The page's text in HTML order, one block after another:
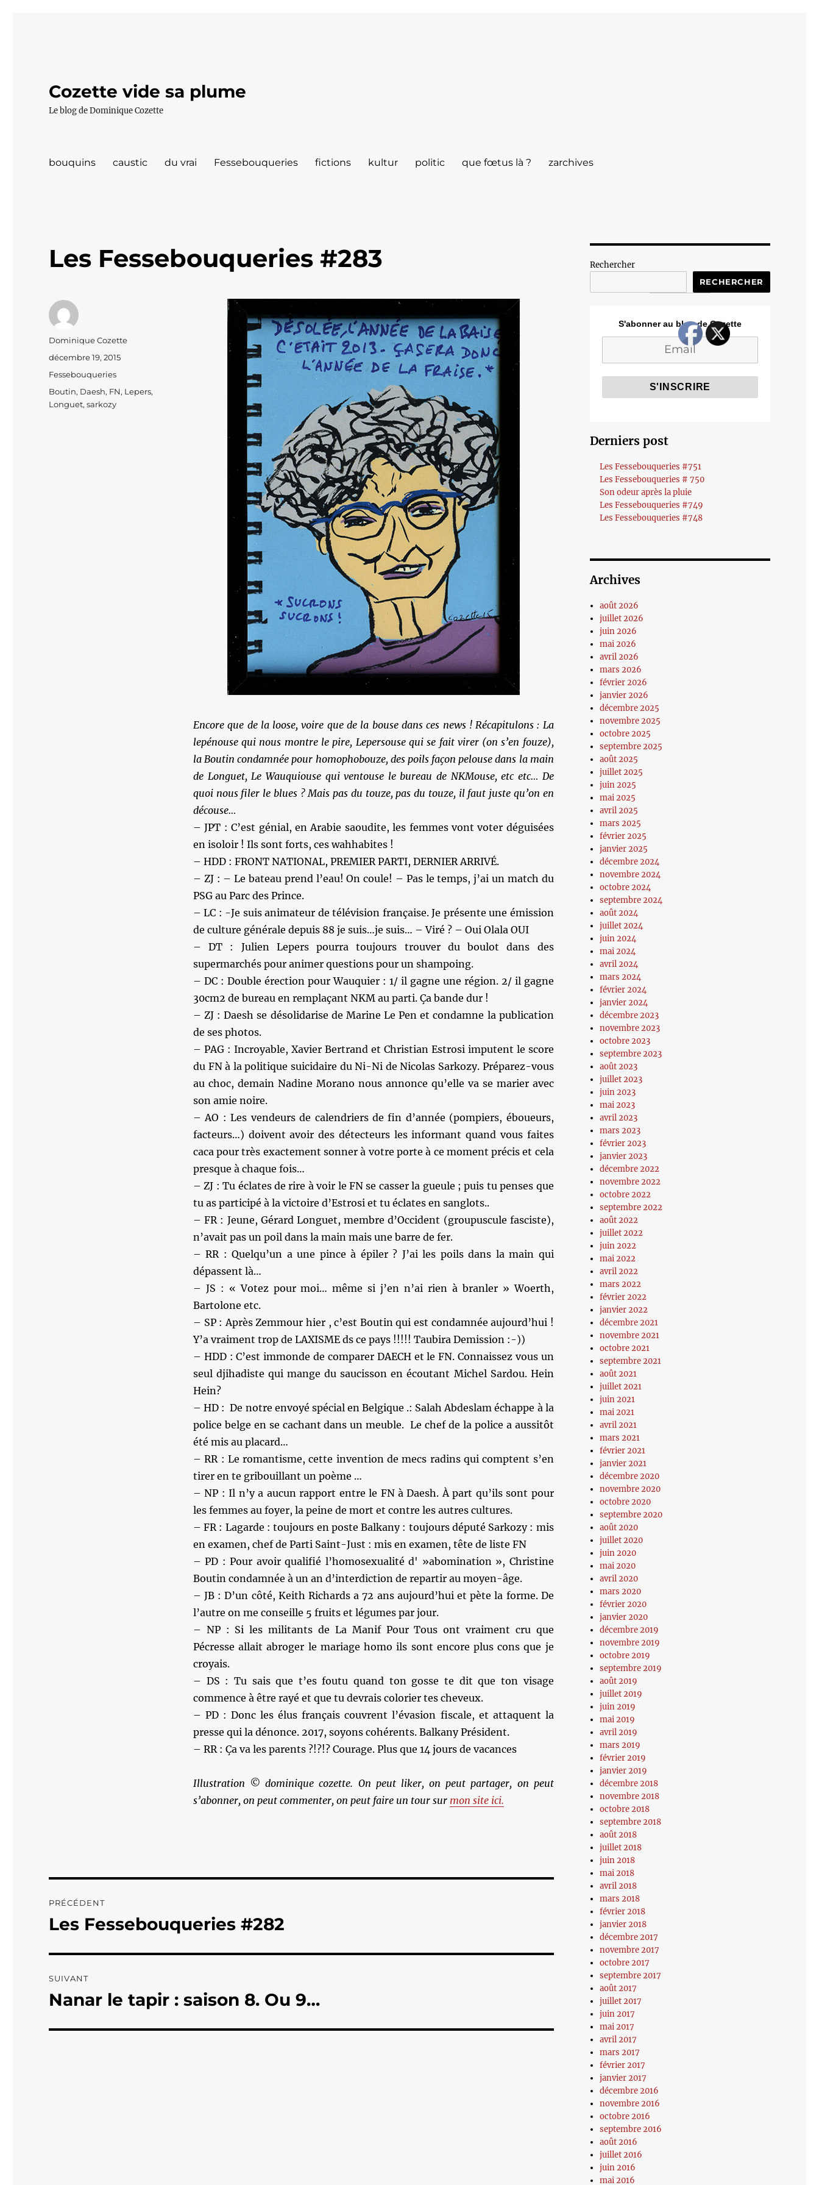
Cozette vide sa plume
Le blog de Dominique Cozette
bouquins caustic du vrai Fessebouqueries fictions kultur politic que fœtus là ? zarchives
Les Fessebouqueries #283
Encore que de la loose, voire que de la bouse dans ces news ! Récapitulons : La
lepénouse qui nous montre le pire, Lepersouse qui se fait virer (on s’en fouze),
la Boutin condamnée pour homophobouze, des poils façon pelouse dans la main
de Longuet, Le Wauquiouse qui ventouse le bureau de NKMouse, etc etc… De
quoi nous filer le blues ? Mais pas du touze, pas du touze, il faut juste qu’on en
découse…
– JPT : C’est génial, en Arabie saoudite, les femmes vont voter déguisées
en isoloir ! Ils sont forts, ces wahhabites !
– HDD : FRONT NATIONAL, PREMIER PARTI, DERNIER ARRIVÉ.
– ZJ : – Le bateau prend l’eau! On coule! – Pas le temps, j’ai un match du
PSG au Parc des Prince.
– LC : -Je suis animateur de télévision française. Je présente une émission
de culture générale depuis 88 je suis…je suis… – Viré ? – Oui Olala OUI
– DT : Julien Lepers pourra toujours trouver du boulot dans des
supermarchés pour animer questions pour un shampoing.
– DC : Double érection pour Wauquier : 1/ il gagne une région. 2/ il gagne
30cm2 de bureau en remplaçant NKM au parti. Ça bande dur !
– ZJ : Daesh se désolidarise de Marine Le Pen et condamne la publication
de ses photos.
– PAG : Incroyable, Xavier Bertrand et Christian Estrosi imputent le score
du FN à la politique suicidaire du Ni-Ni de Nicolas Sarkozy. Préparez-vous
au choc, demain Nadine Morano nous annonce qu’elle va se marier avec
son amie noire.
– AO : Les vendeurs de calendriers de fin d’année (pompiers, éboueurs,
facteurs…) doivent avoir des détecteurs les informant quand vous faites
caca pour très exactement sonner à votre porte à ce moment précis et cela
presque à chaque fois…
– ZJ : Tu éclates de rire à voir le FN se casser la gueule ; puis tu penses que
tu as participé à la victoire d’Estrosi et tu éclates en sanglots..
– FR : Jeune, Gérard Longuet, membre d’Occident (groupuscule fasciste),
n’avait pas un poil dans la main mais une barre de fer.
– RR : Quelqu’un a une pince à épiler ? J’ai les poils dans la main qui
dépassent là…
– JS : « Votez pour moi… même si j’en n’ai rien à branler » Woerth,
Bartolone etc.
– SP : Après Zemmour hier , c’est Boutin qui est condamnée aujourd’hui !
Y’a vraiment trop de LAXISME ds ce pays !!!!! Taubira Demission :-))
– HDD : C’est immonde de comparer DAECH et le FN. Connaissez vous un
seul djihadiste qui mange du saucisson en écoutant Michel Sardou. Hein
Hein?
– HD : De notre envoyé spécial en Belgique .: Salah Abdeslam échappe à la
police belge en se cachant dans un meuble. Le chef de la police a aussitôt
été mis au placard…
– RR : Le romantisme, cette invention de mecs radins qui comptent s’en
tirer en te gribouillant un poème …
– NP : Il n’y a aucun rapport entre le FN à Daesh. À part qu’ils sont pour
les femmes au foyer, la peine de mort et contre les autres cultures.
– FR : Lagarde : toujours en poste Balkany : toujours député Sarkozy : mis
en examen, chef de Parti Saint-Just : mis en examen, tête de liste FN
– PD : Pour avoir qualifié l’homosexualité d' »abomination », Christine
Boutin condamnée à un an d’interdiction de repartir au moyen-âge.
– JB : D’un côté, Keith Richards a 72 ans aujourd’hui et pète la forme. De
l’autre on me conseille 5 fruits et légumes par jour.
– NP : Si les militants de La Manif Pour Tous ont vraiment cru que
Pécresse allait abroger le mariage homo ils sont encore plus cons que je
croyais.
– DS : Tu sais que t’es foutu quand ton gosse te dit que ton visage
commence à être rayé et que tu devrais colorier tes cheveux.
– PD : Donc les élus français couvrent l’évasion fiscale, et attaquent la
presse qui la dénonce. 2017, soyons cohérents. Balkany Président.
– RR : Ça va les parents ?!?!? Courage. Plus que 14 jours de vacances
Illustration © dominique cozette. On peut liker, on peut partager, on peut
s’abonner, on peut commenter, on peut faire un tour sur mon site ici.
Auteur
Dominique Cozette
Publié
décembre 19, 2015
Catégories
Fessebouqueries
Étiquettes
Boutin, Daesh, FN, Lepers,
Longuet,sarkozy
de
PRÉCÉDENT
Publication
Les Fessebouqueries #282
SUIVANT
Publication
Nanar le tapir : saison 8. Ou 9…
Rechercher
RECHERCHER
S'abonner au blog de Cozette
Derniers post
Les Fessebouqueries #751
Les Fessebouqueries # 750
Son odeur après la pluie
Les Fessebouqueries #749
Les Fessebouqueries #748
Archives
août 2026
juillet 2026
juin 2026
mai 2026
avril 2026
mars 2026
février 2026
janvier 2026
décembre 2025
novembre 2025
octobre 2025
septembre 2025
août 2025
juillet 2025
juin 2025
mai 2025
avril 2025
mars 2025
février 2025
janvier 2025
décembre 2024
novembre 2024
octobre 2024
septembre 2024
août 2024
juillet 2024
juin 2024
mai 2024
avril 2024
mars 2024
février 2024
janvier 2024
décembre 2023
novembre 2023
octobre 2023
septembre 2023
août 2023
juillet 2023
juin 2023
mai 2023
avril 2023
mars 2023
février 2023
janvier 2023
décembre 2022
novembre 2022
octobre 2022
septembre 2022
août 2022
juillet 2022
juin 2022
mai 2022
avril 2022
mars 2022
février 2022
janvier 2022
décembre 2021
novembre 2021
octobre 2021
septembre 2021
août 2021
juillet 2021
juin 2021
mai 2021
avril 2021
mars 2021
février 2021
janvier 2021
décembre 2020
novembre 2020
octobre 2020
septembre 2020
août 2020
juillet 2020
juin 2020
mai 2020
avril 2020
mars 2020
février 2020
janvier 2020
décembre 2019
novembre 2019
octobre 2019
septembre 2019
août 2019
juillet 2019
juin 2019
mai 2019
avril 2019
mars 2019
février 2019
janvier 2019
décembre 2018
novembre 2018
octobre 2018
septembre 2018
août 2018
juillet 2018
juin 2018
mai 2018
avril 2018
mars 2018
février 2018
janvier 2018
décembre 2017
novembre 2017
octobre 2017
septembre 2017
août 2017
juillet 2017
juin 2017
mai 2017
avril 2017
mars 2017
février 2017
janvier 2017
décembre 2016
novembre 2016
octobre 2016
septembre 2016
août 2016
juillet 2016
juin 2016
mai 2016